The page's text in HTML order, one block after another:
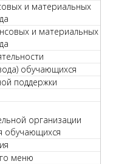
и материальных
и материальных
обучающихся
поддержки
организации
обучающихся
меню